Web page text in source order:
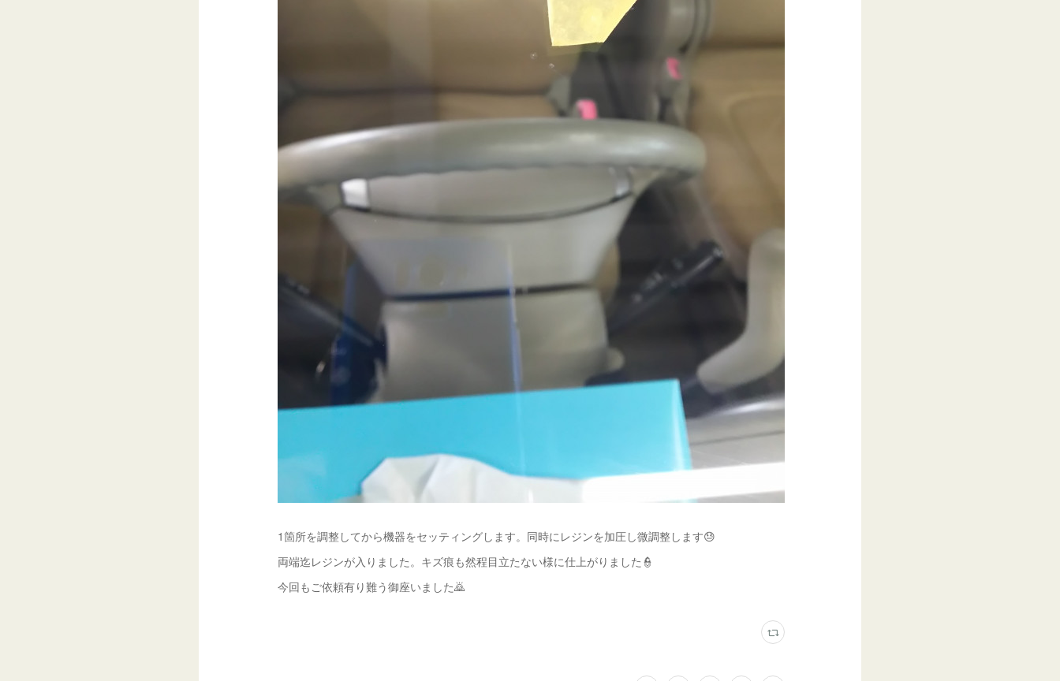
1箇所を調整してから機器をセッティングします。同時にレジンを加圧し微調整します😓
両端迄レジンが入りました。キズ痕も然程目立たない様に仕上がりました👮
今回もご依頼有り難う御座いました🙇